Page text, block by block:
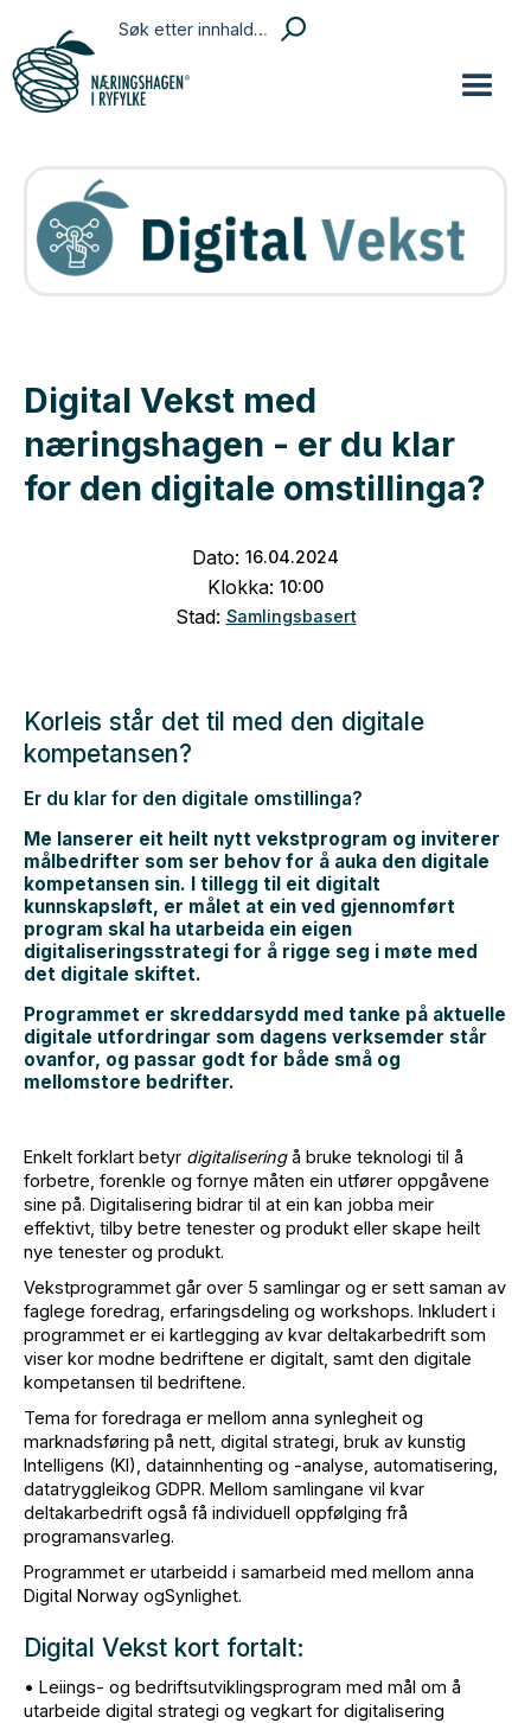
Digital Vekst med
næringshagen - er du klar
for den digitale omstillinga?
Dato: 16.04.2024
Klokka: 10:00
Stad: Samlingsbasert
Korleis står det til med den digitale
kompetansen?
Er du klar for den digitale omstillinga?
Me lanserer eit heilt nytt vekstprogram og inviterer
målbedrifter som ser behov for å auka den digitale
kompetansen sin. I tillegg til eit digitalt
kunnskapsløft, er målet at ein ved gjennomført
program skal ha utarbeida ein eigen
digitaliseringsstrategi for å rigge seg i møte med
det digitale skiftet.
Programmet er skreddarsydd med tanke på aktuelle
digitale utfordringar som dagens verksemder står
ovanfor, og passar godt for både små og
mellomstore bedrifter.
Enkelt forklart betyr digitaliseringå bruke teknologi til å
forbetre, forenkle og fornye måten ein utfører oppgåvene
sine på. Digitalisering bidrar til at ein kan jobba meir
effektivt, tilby betre tenester og produkt eller skape heilt
nye tenester og produkt.
Vekstprogrammet går over 5 samlingar og er sett saman av
faglege foredrag, erfaringsdeling og workshops. Inkludert i
programmet er ei kartlegging av kvar deltakarbedrift som
viser kor modne bedriftene er digitalt, samt den digitale
kompetansen til bedriftene.
Tema for foredraga er mellom anna synlegheit og
marknadsføring på nett, digital strategi, bruk av kunstig
Intelligens (KI), datainnhenting og -analyse, automatisering,
datatryggleikog GDPR. Mellom samlingane vil kvar
deltakarbedrift også få individuell oppfølging frå
programansvarleg.
Programmet er utarbeidd i samarbeid med mellom anna
Digital Norway ogSynlighet.
Digital Vekst kort fortalt:
• Leiings- og bedriftsutviklingsprogram med mål om å
utarbeide digital strategi og vegkart for digitalisering